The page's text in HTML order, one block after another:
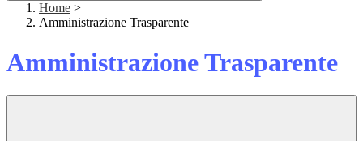
Home >
Amministrazione Trasparente
Amministrazione Trasparente